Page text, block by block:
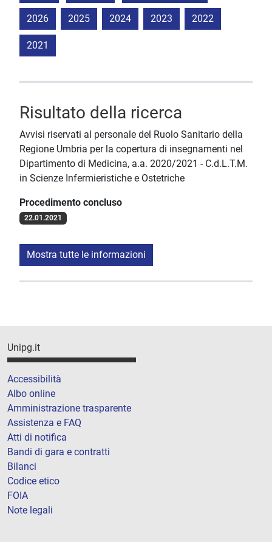
2026 2025 2024 2023 2022
2021
Risultato della ricerca
Avvisi riservati al personale del Ruolo Sanitario della
Regione Umbria per la copertura di insegnamenti nel
Dipartimento di Medicina, a.a. 2020/2021 - C.d.L.T.M.
in Scienze Infermieristiche e Ostetriche
Procedimento concluso
22.01.2021
Mostra tutte le informazioni
Unipg.it
Accessibilità
Albo online
Amministrazione trasparente
Assistenza e FAQ
Atti di notifica
Bandi di gara e contratti
Bilanci
Codice etico
FOIA
Note legali